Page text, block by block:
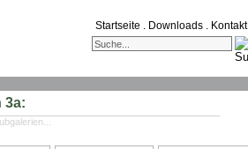
Startseite . Downloads . Kontakt
3a: